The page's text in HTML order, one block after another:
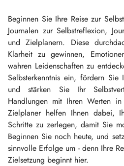
Beginnen Sie Ihre Reise zur
Journalen zur Selbstreflexion,
und Zielplanern. Diese
Klarheit zu gewinnen,
wahren Leidenschaften zu
Selbsterkenntnis ein, fördern Sie
und stärken Sie Ihr
Handlungen mit Ihren Werten
Zielplaner helfen Ihnen dabei,
Schritte zu zerlegen, damit Sie
Beginnen Sie noch heute, und
sinnvolle Erfolge um - denn Ihre
Zielsetzung beginnt hier.